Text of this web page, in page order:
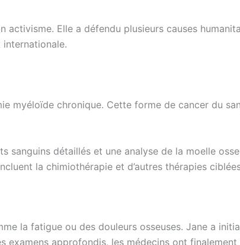
Elle a défendu plusieurs causes
myéloïde chronique. Cette forme de cancer du
sanguins détaillés et une analyse de la moelle
la chimiothérapie et d’autres thérapies
la fatigue ou des douleurs osseuses. Jane a
examens approfondis, les médecins ont